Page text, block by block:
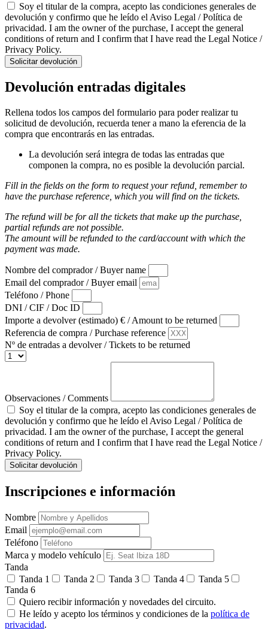
Soy el titular de la compra, acepto las condiciones generales de
devolución y confirmo que he leído el Aviso Legal / Política de
privacidad. I am the owner of the purchase, I accept the general
conditions of return and I confirm that I have read the Legal Notice /
Privacy Policy.
Solicitar devolución
Devolución entradas digitales
Rellena todos los campos del formulario para poder realizar tu
solicitud de devolución, recuerda tener a mano la eferencia de la
compra que encontrarás en las entradas.
La devolución será integra de todas las entradas que
componen la compra, no es posible la devolución parcial.
Fill in the fields on the form to request your refund, remember to
have the purchase reference, which you will find on the tickets.
The refund will be for all the tickets that make up the purchase,
partial refunds are not possible.
The amount will be refunded to the card/account with which the
payment was made.
Nombre del comprador / Buyer name
Email del comprador / Buyer email
Teléfono / Phone
DNI / CIF / Doc ID
Importe a devolver (estimado) € / Amount to be returned
Referencia de compra / Purchase reference
Nº de entradas a devolver / Tickets to be returned
Observaciones / Comments
Soy el titular de la compra, acepto las condiciones generales de
devolución y confirmo que he leído el Aviso Legal / Política de
privacidad. I am the owner of the purchase, I accept the general
conditions of return and I confirm that I have read the Legal Notice /
Privacy Policy.
Solicitar devolución
Inscripciones e información
Nombre
Email
Teléfono
Marca y modelo vehículo
Tanda
Tanda 1
Tanda 2 Tanda 3 Tanda 4
Tanda 5
Tanda 6
Quiero recibir información y novedades del circuito.
He leído y acepto los términos y condiciones de la política de
privacidad.